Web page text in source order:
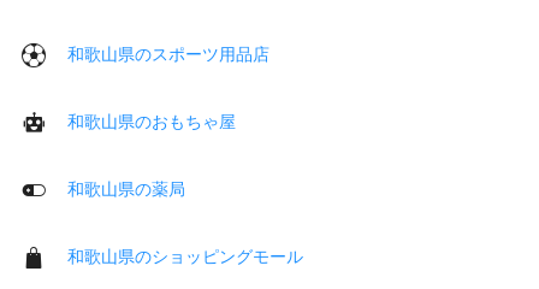
和歌山県のスポーツ用品店
和歌山県のおもちゃ屋
和歌山県の薬局
和歌山県のショッピングモール